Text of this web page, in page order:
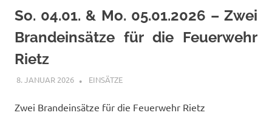
So. 04.01. & Mo. 05.01.2026 – Zwei
Brandeinsätze für die Feuerwehr
Rietz
8. JANUAR 2026 RAINER SCHUCHTER
EINSÄTZE
Zwei Brandeinsätze für die Feuerwehr Rietz